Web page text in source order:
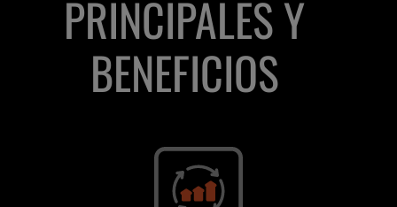
PRINCIPALES Y
BENEFICIOS